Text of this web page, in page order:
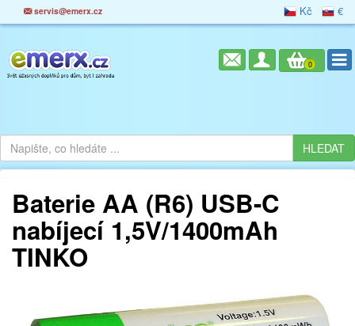
servis@emerx.cz Kč €
0
Baterie AA (R6) USB-C
nabíjecí 1,5V/1400mAh
TINKO